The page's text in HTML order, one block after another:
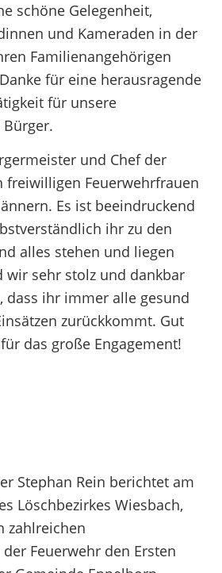
schöne Gelegenheit,
und Kameraden in der
Familienangehörigen
für eine herausragende
für unsere
und Chef der
freiwilligen Feuerwehrfrauen
Es ist beeindruckend
ihr zu den
alles stehen und liegen
wir sehr stolz und dankbar
dass ihr immer alle gesund
zurückkommt. Gut
das große Engagement!
Stephan Rein berichtet am
Löschbezirkes Wiesbach,
zahlreichen
Feuerwehr den Ersten